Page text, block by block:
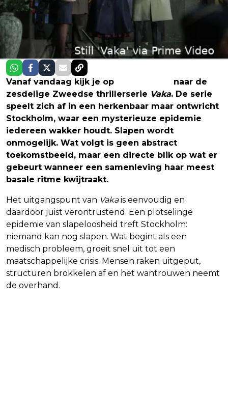
Vanaf vandaag kijk je op
naar de
zesdelige Zweedse thrillerserie Vaka. De serie
speelt zich af in een herkenbaar maar ontwricht
Stockholm, waar een mysterieuze epidemie
iedereen wakker houdt. Slapen wordt
onmogelijk. Wat volgt is geen abstract
toekomstbeeld, maar een directe blik op wat er
gebeurt wanneer een samenleving haar meest
basale ritme kwijtraakt.
Het uitgangspunt van Vakais eenvoudig en
daardoor juist verontrustend. Een plotselinge
epidemie van slapeloosheid treft Stockholm:
niemand kan nog slapen. Wat begint als een
medisch probleem, groeit snel uit tot een
maatschappelijke crisis. Mensen raken uitgeput,
structuren brokkelen af en het wantrouwen neemt
de overhand.